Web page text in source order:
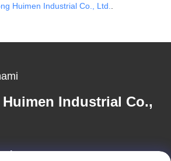
Huimen Industrial Co., Ltd.
Industrial Co.,